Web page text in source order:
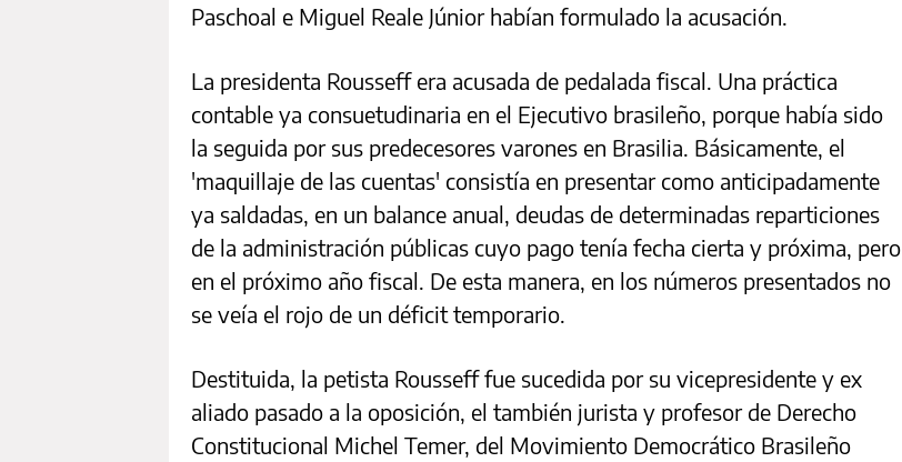
Paschoal e Miguel Reale Júnior habían formulado la acusación.
La presidenta Rousseff era acusada de pedalada fiscal. Una práctica
contable ya consuetudinaria en el Ejecutivo brasileño, porque había sido
la seguida por sus predecesores varones en Brasilia. Básicamente, el
'maquillaje de las cuentas' consistía en presentar como anticipadamente
ya saldadas, en un balance anual, deudas de determinadas reparticiones
de la administración públicas cuyo pago tenía fecha cierta y próxima, pero
en el próximo año fiscal. De esta manera, en los números presentados no
se veía el rojo de un déficit temporario.
Destituida, la petista Rousseff fue sucedida por su vicepresidente y ex
aliado pasado a la oposición, el también jurista y profesor de Derecho
Constitucional Michel Temer, del Movimiento Democrático Brasileño